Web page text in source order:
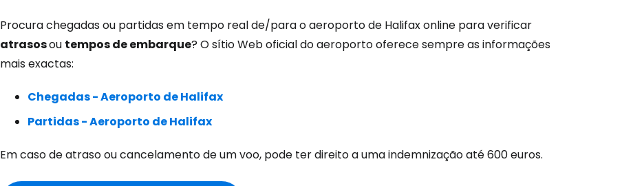
Procura chegadas ou partidas em tempo real de/para o aeroporto de Halifax online para verificar
atrasosou tempos de embarque? O sítio Web oficial do aeroporto oferece sempre as informações
mais exactas:
Chegadas - Aeroporto de Halifax
Partidas - Aeroporto de Halifax
Em caso de atraso ou cancelamento de um voo, pode ter direito a uma indemnização até 600 euros.
Iniciar sessão no Cestee
Continuar com o Facebook